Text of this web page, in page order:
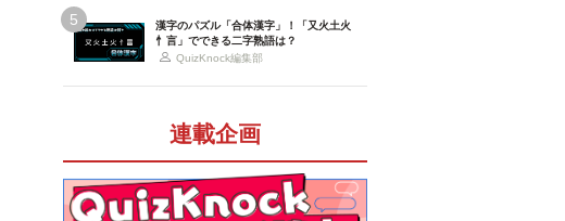
5
漢字のパズル「合体漢字」！「又火土火
忄言」でできる二字熟語は？
QuizKnock編集部
連載企画